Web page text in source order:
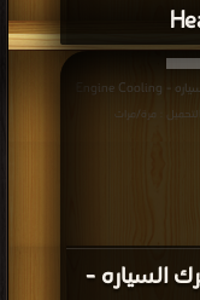
السياره -
قراءة و تحميل كتاب كتاب أهمية نظام التبريد لمحرك السياره - Engine Cooling
: مرة/مرات